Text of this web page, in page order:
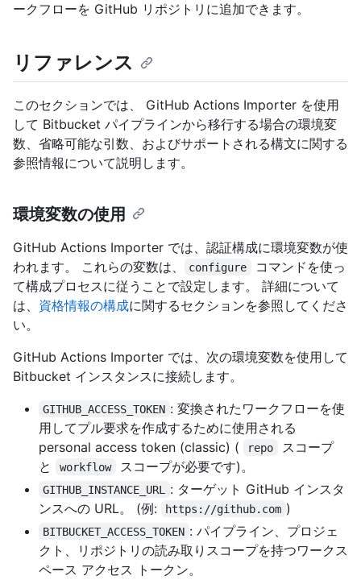
ークフローを GitHub リポジトリに追加できます。
リファレンス
このセクションでは、 GitHub Actions Importer を使用
して Bitbucket パイプラインから移行する場合の環境変
数、省略可能な引数、およびサポートされる構文に関する
参照情報について説明します。
環境変数の使用
GitHub Actions Importer では、認証構成に環境変数が使
われます。 これらの変数は、
configure
コマンドを使っ
て構成プロセスに従うことで設定します。 詳細について
は、 資格情報の構成に関するセクションを参照してくださ
い。
GitHub Actions Importer では、次の環境変数を使用して
Bitbucket インスタンスに接続します。
GITHUB_ACCESS_TOKEN : 変換されたワークフローを使
用してプル要求を作成するために使用される
personal access token (classic) (
repo
スコープ
と
workflow スコープが必要です)。
GITHUB_INSTANCE_URL
: ターゲット GitHub インスタ
ンスへの URL。 (例:
https://github.com )
BITBUCKET_ACCESS_TOKEN : パイプライン、プロジェ
クト、リポジトリの読み取りスコープを持つワークス
ペース アクセス トークン。